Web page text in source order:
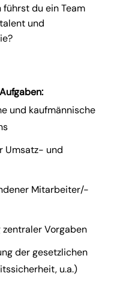
du ein Team
und
und kaufmännische
Umsatz- und
Mitarbeiter/-
zentraler Vorgaben
der gesetzlichen
u.a.)